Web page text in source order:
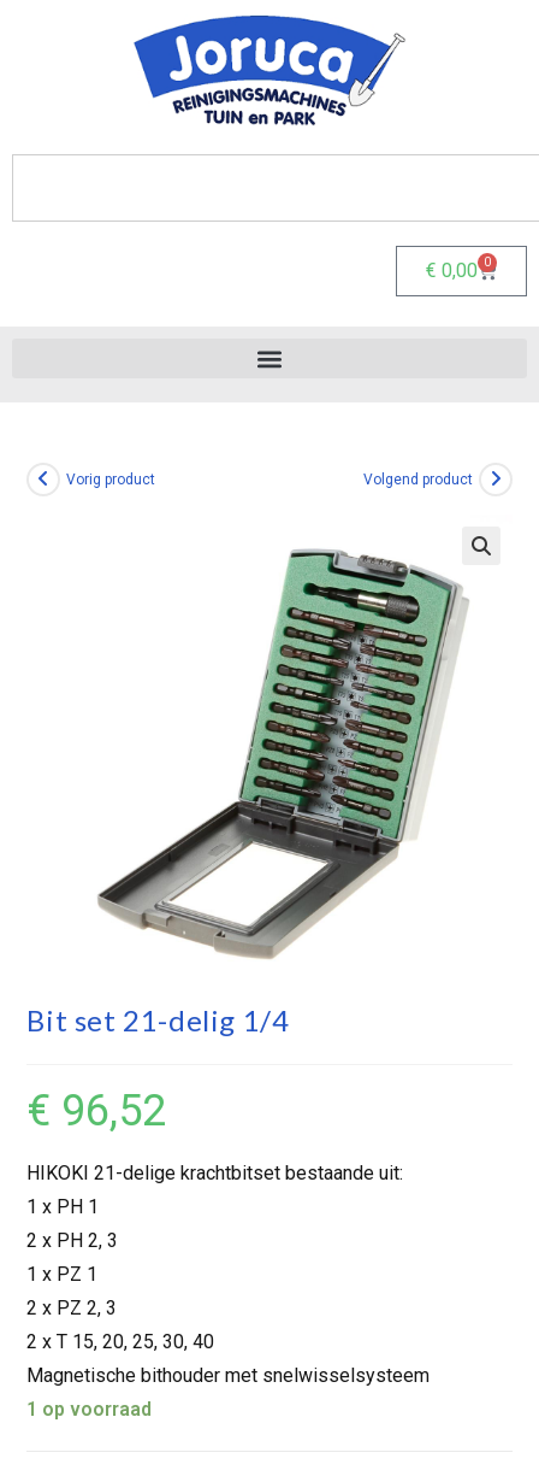
€ 0,00 0
Vorig product Volgend product
Bit set 21-delig 1/4
€ 96,52
HIKOKI 21-delige krachtbitset bestaande uit:
1 x PH 1
2 x PH 2, 3
1 x PZ 1
2 x PZ 2, 3
2 x T 15, 20, 25, 30, 40
Magnetische bithouder met snelwisselsysteem
1 op voorraad